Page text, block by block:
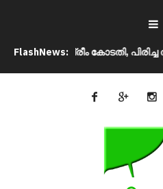
FlashNews:
സുപ്രീം കോടതി, പിരിച്ച തുക